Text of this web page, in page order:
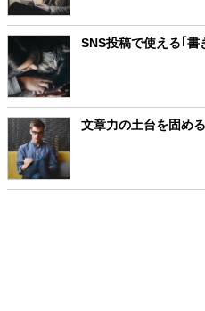
SNS投稿で使える｢
文章力の土台を固め